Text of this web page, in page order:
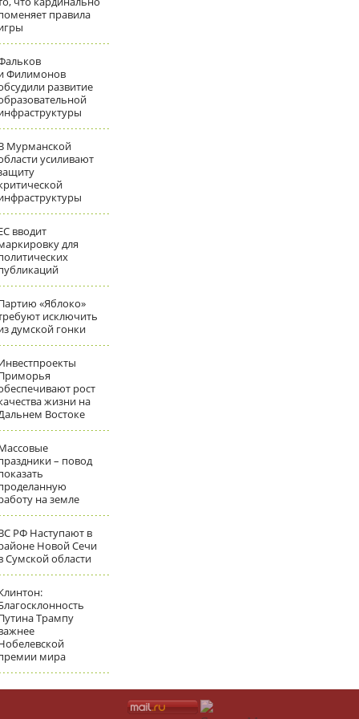
правила
Филимонов
развитие
Мурманской
усиливают
вводит
для
«Яблоко»
исключить
думской гонки
рост
жизни на
Востоке
– повод
на земле
РФ Наступают в
Новой Сечи
Сумской области
Трампу
мира